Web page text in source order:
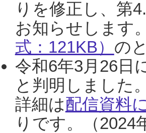
りを修正し、第
お知らせします
式：121KB） の
令和6年3月26日
と判明しました
詳細は配信資料
りです。（2024